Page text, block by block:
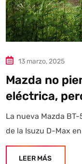
13 marzo, 2025
Mazda no
eléctrica,
La nueva Mazda
de la Isuzu D-Max
LEER MÁS
Asistente con IA en
diariamente su